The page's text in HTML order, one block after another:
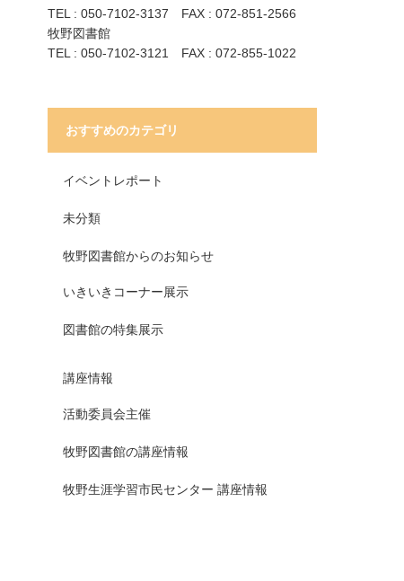
TEL : 050-7102-3137 FAX : 072-851-2566
牧野図書館
TEL : 050-7102-3121 FAX : 072-855-1022
おすすめのカテゴリ
イベントレポート
未分類
牧野図書館からのお知らせ
いきいきコーナー展示
図書館の特集展示
講座情報
活動委員会主催
牧野図書館の講座情報
牧野生涯学習市民センター 講座情報